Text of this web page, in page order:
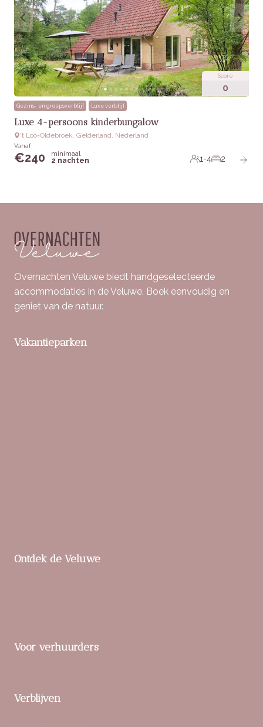
Score
0
Gezins- en groepsverblijf Luxe verblijf
Luxe 4-persoons kinderbungalow
‘t Loo-Oldebroek, Gelderland, Nederland
Vanaf
€240
minimaal
2 nachten
1-4 2
Overnachten Veluwe biedt handgeselecteerde
accommodaties in de Veluwe. Boek eenvoudig en
geniet van de natuur.
Vakantieparken
Ontdek de Veluwe
Voor verhuurders
Verblijven